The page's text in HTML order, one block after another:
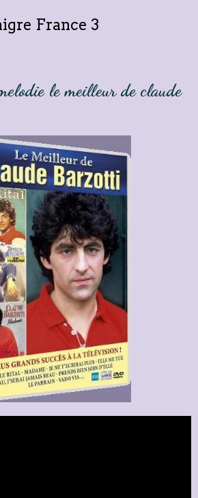
France 3
le meilleur de claude